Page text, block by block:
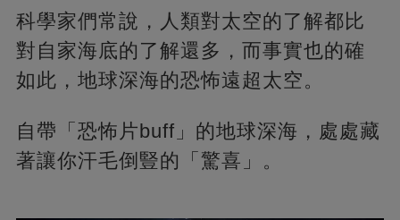
科學家們常說，人類對太空的了解都比
對自家海底的了解還多，而事實也的確
如此，地球深海的恐怖遠超太空。
自帶「恐怖片buff」的地球深海，處處藏
著讓你汗毛倒豎的「驚喜」。